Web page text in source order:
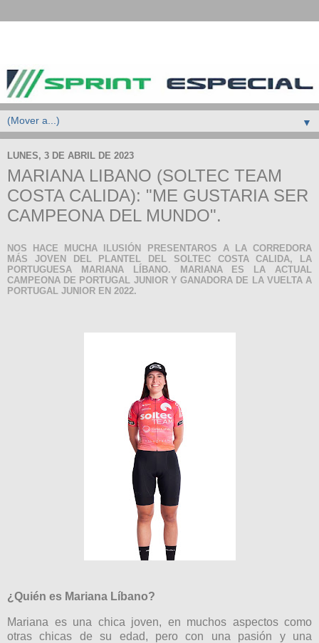
▼
LUNES, 3 DE ABRIL DE 2023
MARIANA LIBANO (SOLTEC TEAM
COSTA CALIDA): "ME GUSTARIA SER
CAMPEONA DEL MUNDO".
NOS HACE MUCHA ILUSIÓN PRESENTAROS A LA CORREDORA
MÁS JOVEN DEL PLANTEL DEL SOLTEC COSTA CALIDA, LA
PORTUGUESA MARIANA LÍBANO. MARIANA ES LA ACTUAL
CAMPEONA DE PORTUGAL JUNIOR Y GANADORA DE LA VUELTA A
PORTUGAL JUNIOR EN 2022.
¿Quién es Mariana Líbano?
Mariana es una chica joven, en muchos aspectos como
otras chicas de su edad, pero con una pasión y una